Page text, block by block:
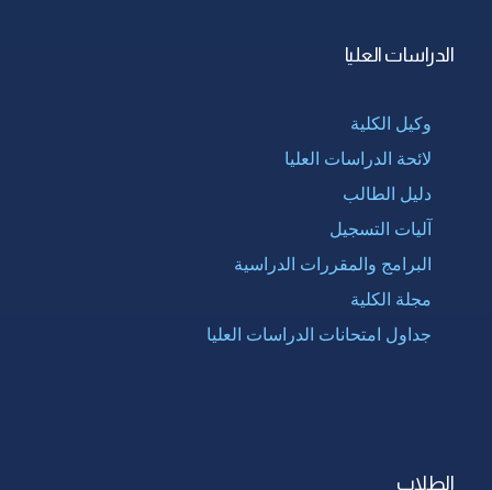
الدراسات العليا
وكيل الكلية
لائحة الدراسات العليا
دليل الطالب
آليات التسجيل
البرامج والمقررات الدراسية
مجلة الكلية
جداول امتحانات الدراسات العليا
الطلاب